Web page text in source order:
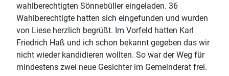
wahlberechtigten Sönnebüller eingeladen. 36
Wahlberechtigte hatten sich eingefunden und wurden
von Liese herzlich begrüßt. Im Vorfeld hatten Karl
Friedrich Haß und ich schon bekannt gegeben das wir
nicht wieder kandidieren wollten. So war der Weg für
mindestens zwei neue Gesichter im Gemeinderat frei.